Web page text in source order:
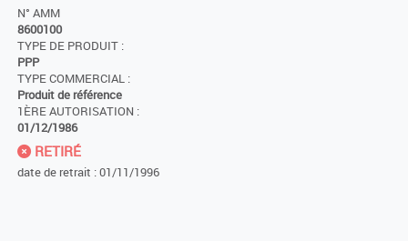
N° AMM
8600100
TYPE DE PRODUIT :
PPP
TYPE COMMERCIAL :
Produit de référence
1ÈRE AUTORISATION :
01/12/1986
RETIRÉ
date de retrait : 01/11/1996